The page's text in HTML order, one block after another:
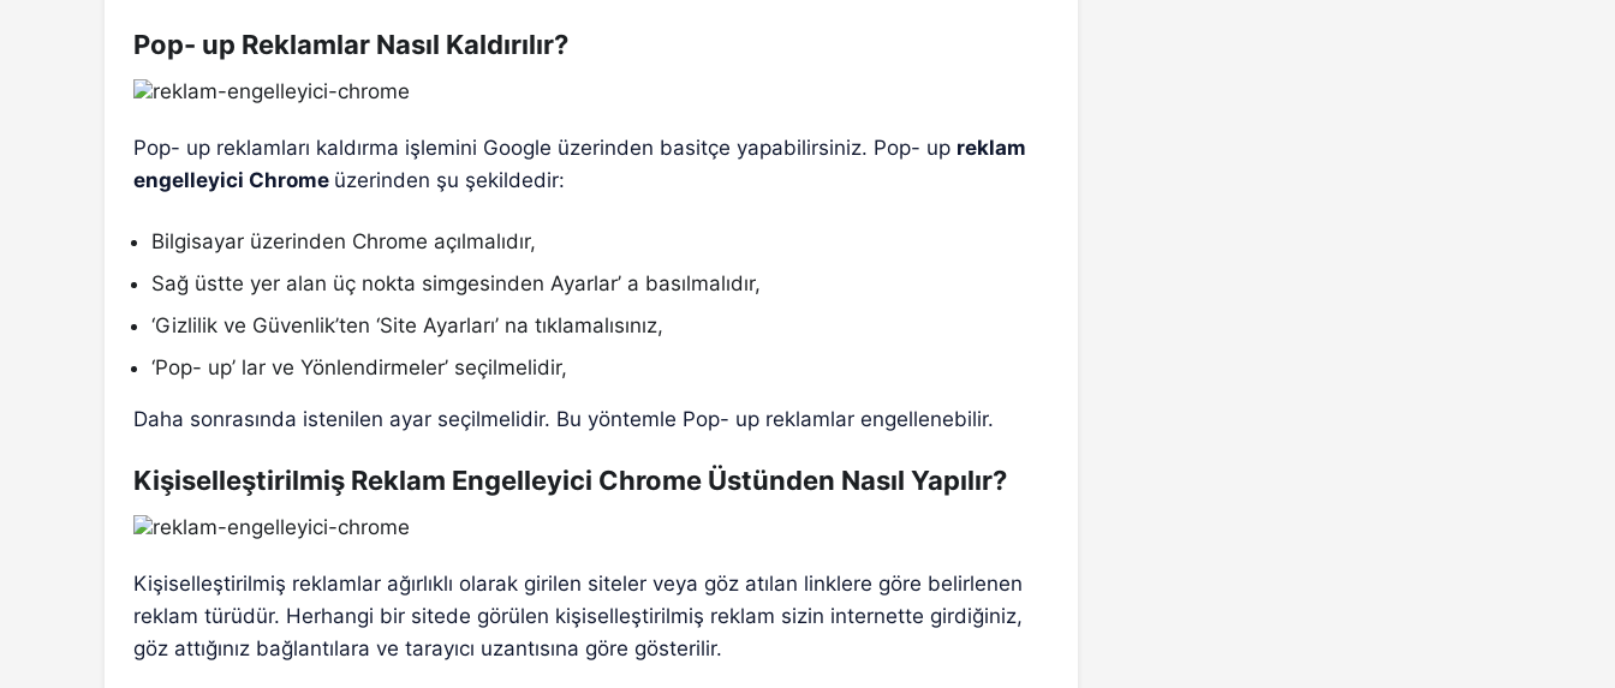
Pop- up Reklamlar Nasıl Kaldırılır?
Pop- up reklamları kaldırma işlemini Google üzerinden basitçe yapabilirsiniz. Pop- up reklam
engelleyici Chrome üzerinden şu şekildedir:
Bilgisayar üzerinden Chrome açılmalıdır,
Sağ üstte yer alan üç nokta simgesinden Ayarlar’ a basılmalıdır,
‘Gizlilik ve Güvenlik’ten ‘Site Ayarları’ na tıklamalısınız,
‘Pop- up’ lar ve Yönlendirmeler’ seçilmelidir,
Daha sonrasında istenilen ayar seçilmelidir. Bu yöntemle Pop- up reklamlar engellenebilir.
Kişiselleştirilmiş Reklam Engelleyici Chrome Üstünden Nasıl Yapılır?
Kişiselleştirilmiş reklamlar ağırlıklı olarak girilen siteler veya göz atılan linklere göre belirlenen
reklam türüdür. Herhangi bir sitede görülen kişiselleştirilmiş reklam sizin internette girdiğiniz,
göz attığınız bağlantılara ve tarayıcı uzantısına göre gösterilir.